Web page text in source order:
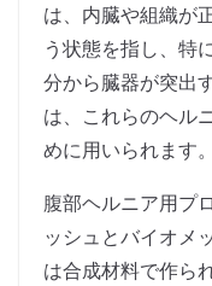
は、内臓や組織が
う状態を指し、特
分から臓器が突出
は、これらのヘル
めに用いられます。
腹部ヘルニア用プ
ッシュとバイオメ
は合成材料で作ら